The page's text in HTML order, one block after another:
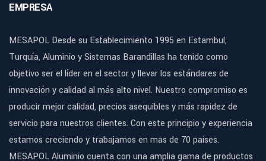
EMPRESA
MESAPOL Desde su Establecimiento 1995 en Estambul,
Turquía, Aluminio y Sistemas Barandillas ha tenido como
objetivo ser el líder en el sector y llevar los estándares de
innovación y calidad al más alto nivel. Nuestro compromiso es
producir mejor calidad, precios asequibles y más rapidez de
servicio para nuestros clientes. Con este principio y experiencia
estamos creciendo y trabajamos en mas de 70 países.
MESAPOL Aluminio cuenta con una amplia gama de productos